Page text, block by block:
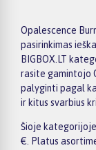
Opalescence
pasirinkimas
BIGBOX.LT
rasite gamintojo
palyginti pagal
ir kitus svarbius
Šioje kategorijoje
€. Platus